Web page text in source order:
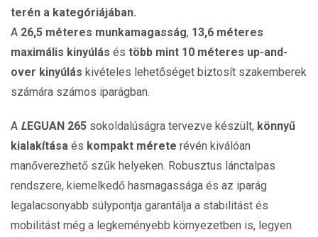
terén a kategóriájában.
A 26,5 méteres munkamagasság, 13,6 méteres
maximális kinyúlás és több mint 10 méteres up-and-
over kinyúlás kivételes lehetőséget biztosít szakemberek
számára számos iparágban.
A LEGUAN 265 sokoldalúságra tervezve készült, könnyű
kialakítása és kompakt mérete révén kiválóan
manőverezhető szűk helyeken. Robusztus lánctalpas
rendszere, kiemelkedő hasmagassága és az iparág
legalacsonyabb súlypontja garantálja a stabilitást és
mobilitást még a legkeményebb környezetben is, legyen